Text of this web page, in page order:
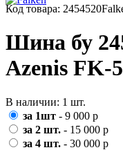
Код товара:
Шина бу
Azenis FK-
В наличии: 1 шт.
за 1шт - 9 000 р
за 2 шт. - 15 000 р
за 4 шт. - 30 000 р